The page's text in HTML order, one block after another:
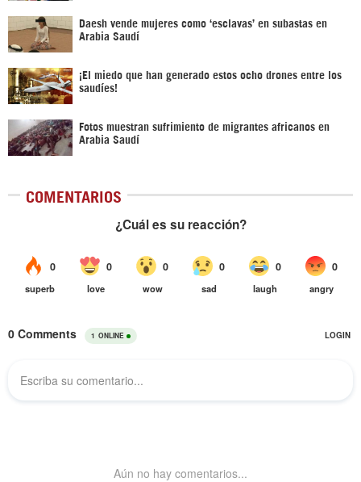
Daesh vende mujeres como ‘esclavas’ en subastas en
Arabia Saudí
¡El miedo que han generado estos ocho drones entre los
saudíes!
Fotos muestran sufrimiento de migrantes africanos en
Arabia Saudí
COMENTARIOS